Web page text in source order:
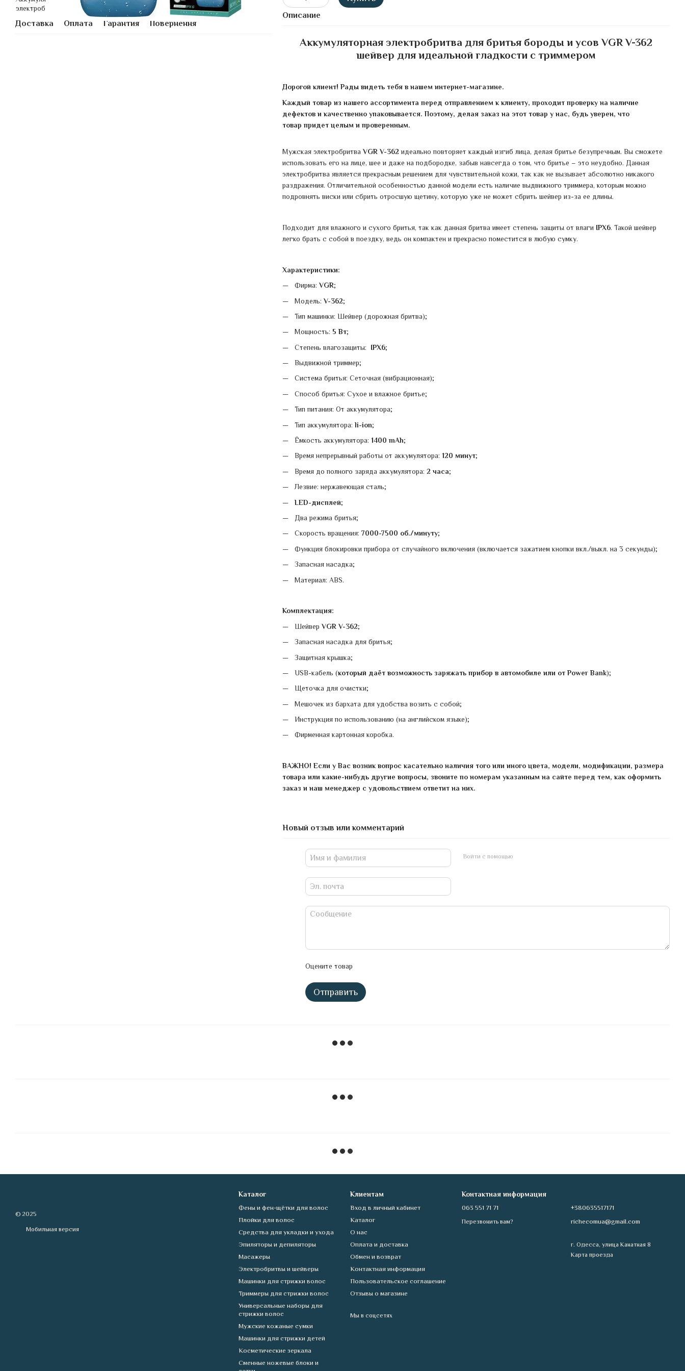
Доставка Оплата Гарантия Повернення
Описание
Аккумуляторная электробритва для бритья бороды и усов VGR V-362
шейвер для идеальной гладкости с триммером
Дорогой клиент! Рады видеть тебя в нашем интернет-магазине.
Каждый товар из нашего ассортимента перед отправлением к клиенту, проходит проверку на наличие
дефектов и качественно упаковывается. Поэтому, делая заказ на этот товар у нас, будь уверен, что
товар придет целым и проверенным.
Мужская электробритва VGR V-362идеально повторяет каждый изгиб лица, делая бритье безупречным. Вы сможете
использовать его на лице, шее и даже на подбородке, забыв навсегда о том, что бритье – это неудобно. Данная
электробритва является прекрасным решением для чувствительной кожи, так как не вызывает абсолютно никакого
раздражения. Отличительной особенностью данной модели есть наличие выдвижного триммера, которым можно
подровнять виски или сбрить отросшую щетину, которую уже не может сбрить шейвер из-за ее длины.
Подходит для влажного и сухого бритья, так как данная бритва имеет степень защиты от влаги IPX6. Такой шейвер
легко брать с собой в поездку, ведь он компактен и прекрасно поместится в любую сумку.
Характеристики:
Фирма:VGR;
Модель:V-362;
Тип машинки: Шейвер (дорожная бритва);
Мощность: 5 Вт;
Степень влагозащиты: IPX6;
Выдвижной триммер;
Система бритья: Сеточная (вибрационная);
Способ бритья: Сухое и влажное бритье;
Тип питания: От аккумулятора;
Тип аккумулятора: li-ion;
Ёмкость аккумулятора: 1400 mAh;
Время непрерывный работы от аккумулятора: 120 минут;
Время до полного заряда аккумулятора: 2 часа;
Лезвие: нержавеющая сталь;
LED-дисплей;
Два режима бритья;
Скорость вращения: 7000-7500 об./минуту;
Функция блокировки прибора от случайного включения (включается зажатием кнопки вкл./выкл. на 3 секунды);
Запасная насадка;
Материал: АВS.
Комплектация:
ШейверVGR V-362;
Запасная насадка для бритья;
Защитная крышка;
USВ-кабель (который даёт возможность заряжать прибор в автомобиле или от Power Bank);
Щеточка для очистки;
Мешочек из бархата для удобства возить с собой;
Инструкция по использованию (на английском языке);
Фирменная картонная коробка.
ВАЖНО! Если у Вас возник вопрос касательно наличия того или иного цвета, модели, модификации, размера
товара или какие-нибудь другие вопросы, звоните по номерам указанным на сайте перед тем, как оформить
заказ и наш менеджер с удовольствием ответит на них.
Новый отзыв или комментарий
Войти с помощью
Оцените товар
Отправить
© 2025
Мобильная версия
Каталог
Фены и фен-щётки для волос
Плойки для волос
Средства для укладки и ухода
Эпиляторы и депиляторы
Масажеры
Электробритвы и шейверы
Машинки для стрижки волос
Триммеры для стрижки волос
Универсальные наборы для
стрижки волос
Мужские кожаные сумки
Машинки для стрижки детей
Косметические зеркала
Сменные ножевые блоки и
Клиентам
Вход в личный кабинет
Каталог
О нас
Оплата и доставка
Обмен и возврат
Контактная информация
Пользовательское соглашение
Отзывы о магазине
Мы в соцсетях
Контактная информация
063 551 71 71
Перезвонить вам?
+380635517171
richecomua@gmail.com
г. Одесса, улица Канатная 8
Карта проезда